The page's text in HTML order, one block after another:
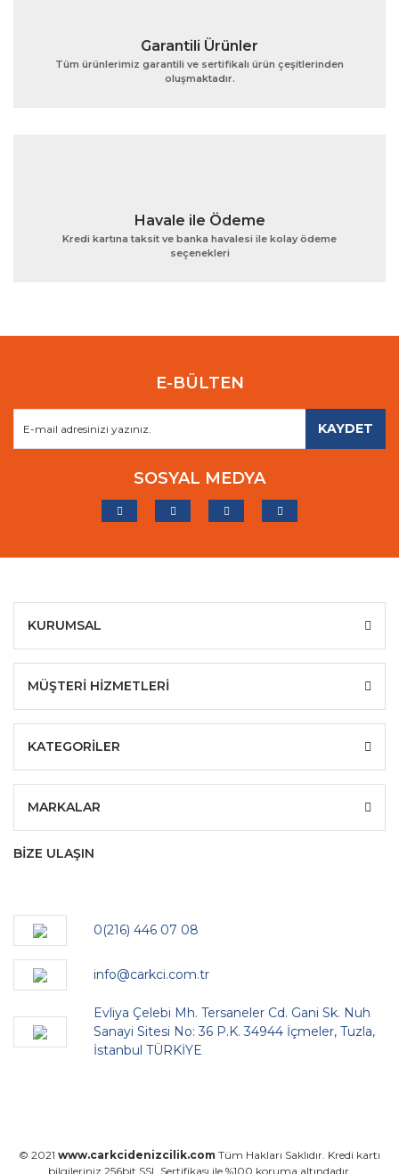
Gönder
Garantili Ürünler
Tüm ürünlerimiz garantili ve sertifikalı ürün çeşitlerinden
oluşmaktadır.
Havale ile Ödeme
Kredi kartına taksit ve banka havalesi ile kolay ödeme
seçenekleri
E-BÜLTEN
KAYDET
SOSYAL MEDYA
KURUMSAL
MÜŞTERİ HİZMETLERİ
KATEGORİLER
MARKALAR
BİZE ULAŞIN
0(216) 446 07 08
info@carkci.com.tr
Evliya Çelebi Mh. Tersaneler Cd. Gani Sk. Nuh
Sanayi Sitesi No: 36 P.K. 34944 İçmeler, Tuzla,
İstanbul TÜRKİYE
© 2021 www.carkcidenizcilik.com Tüm Hakları Saklıdır. Kredi kartı
bilgileriniz 256bit SSL Sertifikası ile %100 koruma altındadır.